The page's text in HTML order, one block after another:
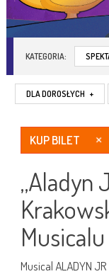
KATEGORIA:
DLA DOROSŁYCH +
KUP BILET
„Aladyn
Musicalu
Musical ALADYN